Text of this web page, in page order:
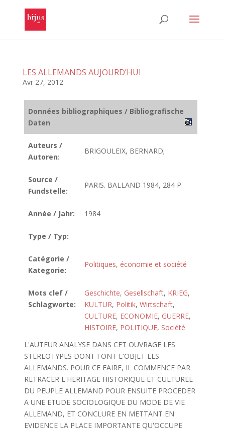
LES ALLEMANDS AUJOURD’HUI
Avr 27, 2012
Données bibliographiques / Bibliografische
Daten
Auteurs /
Autoren:
BRIGOULEIX, BERNARD;
Source /
Fundstelle:
PARIS. BALLAND 1984, 284 P.
Année / Jahr: 1984
Type / Typ:
Catégorie /
Kategorie:
Politiques, économie et société
Mots clef /
Schlagworte:
Geschichte, Gesellschaft, KRIEG,
KULTUR, Politik, Wirtschaft,
CULTURE, ECONOMIE, GUERRE,
HISTOIRE, POLITIQUE, Société
L'AUTEUR ANALYSE DANS CET OUVRAGE LES
STEREOTYPES DONT FONT L'OBJET LES
ALLEMANDS. POUR CE FAIRE, IL COMMENCE PAR
RETRACER L'HERITAGE HISTORIQUE ET CULTUREL
DU PEUPLE ALLEMAND POUR ENSUITE PROCEDER
A UNE ETUDE SOCIOLOGIQUE DU MODE DE VIE
ALLEMAND, ET CONCLURE EN METTANT EN
EVIDENCE LA PLACE IMPORTANTE QU'OCCUPE